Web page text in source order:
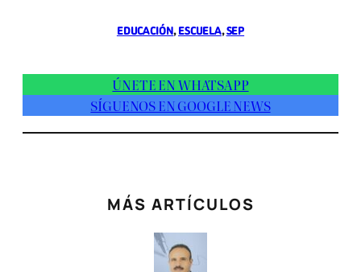
EDUCACIÓN, ESCUELA, SEP
ÚNETE EN WHATSAPP
SÍGUENOS EN GOOGLE NEWS
MÁS ARTÍCULOS